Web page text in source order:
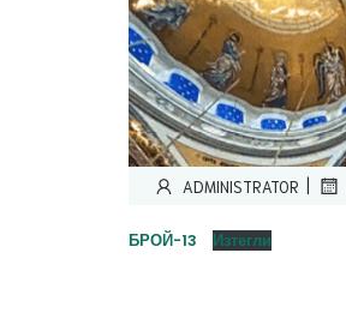
ADMINISTRATOR |
БРОЙ-13 Изтегли